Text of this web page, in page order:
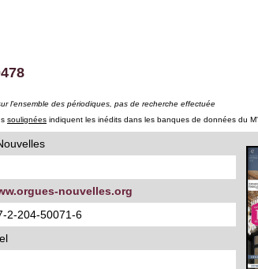
l'ensemble des périodiques, pas de recherche effectuée
soulignées indiquent les inédits dans les banques de données du
nouvelles.org
2-204-50071-6